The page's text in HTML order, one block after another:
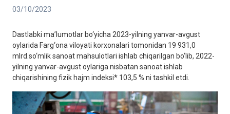
03/10/2023
Dastlabki ma’lumotlar bo‘yicha 2023-yilning yanvar-avgust
oylarida Farg‘ona viloyati korxonalari tomonidan 19 931,0
mlrd.so‘mlik sanoat mahsulotlari ishlab chiqarilgan bo‘lib, 2022-
yilning yanvar-avgust oylariga nisbatan sanoat ishlab
chiqarishining fizik hajm indeksi* 103,5 % ni tashkil etdi.